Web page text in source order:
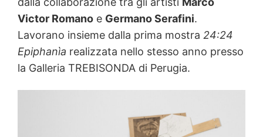
Victor Romano e Germano Serafini.
Lavorano insieme dalla prima mostra 24:24
Epiphanìa realizzata nello stesso anno presso
la Galleria TREBISONDA di Perugia.